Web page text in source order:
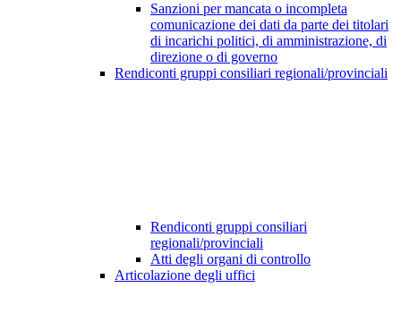
Sanzioni per mancata o incompleta
comunicazione dei dati da parte dei titolari
di incarichi politici, di amministrazione, di
direzione o di governo
Rendiconti gruppi consiliari regionali/provinciali
Rendiconti gruppi consiliari
regionali/provinciali
Atti degli organi di controllo
Articolazione degli uffici